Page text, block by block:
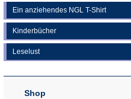
Ein anziehendes NGL T-Shirt
Kinderbücher
Leselust
Shop